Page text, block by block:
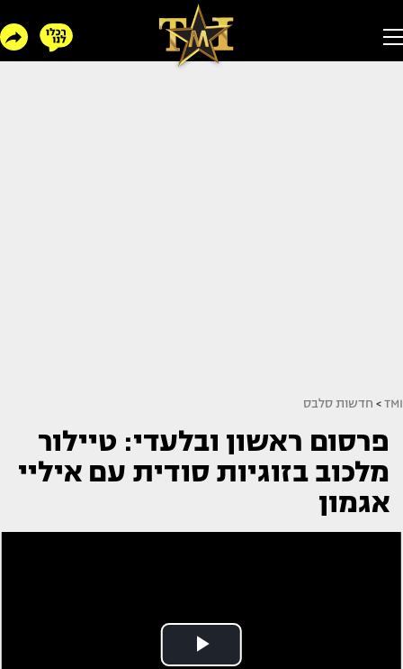
TMI
> חדשות סלבס
פרסום ראשון ובלעדי: טיילור
מלכוב בזוגיות סודית עם איליי
אגמון